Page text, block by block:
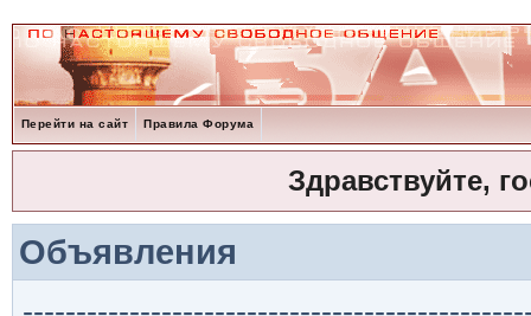
Перейти на сайт Правила Форума
Здравствуйте,
Объявления